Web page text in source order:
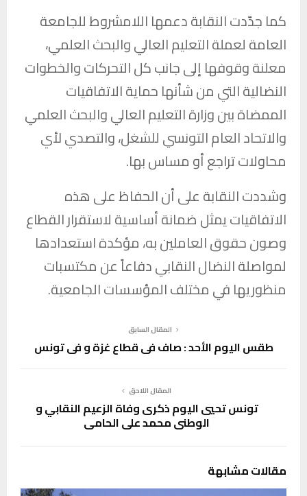
كما جدّدت النقابة دعمها اللامشروط للجامعة
العامة لعملة التعليم العالي والبحث العلمي،
معلنة وقوفها إلى جانب كل التحركات والخطوات
النضالية التي من شأنها حماية الاتفاقيات
الممضاة بين وزارة التعليم العالي والبحث العلمي
والاتحاد العام التونسي للشغل، والتصدي لأي
محاولات تراجع أو مساس بها.
وشددت النقابة على أن الحفاظ على هذه
الاتفاقيات يمثل ضمانة أساسية لاستقرار القطاع
وصون حقوق العاملين به، مؤكدة استعدادها
لمواصلة النضال النقابي دفاعاً عن مكتسبات
منظوريها في مختلف المؤسسات الجامعية.
المقال السابق
طقس اليوم الأحد : صاف في قطاع غزة و في تونس
المقال اللاحق
تونس تحيي اليوم ذكرى وفاة الزعيم النقابي و
الوطني محمد علي الحامي
مقالات مشابهة